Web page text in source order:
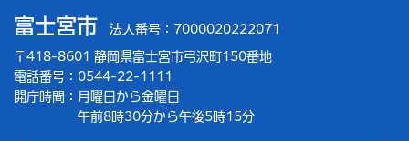
富士宮市 法人番号：7000020222071
〒418-8601 静岡県富士宮市弓沢町150番地
電話番号：0544-22-1111
開庁時間： 月曜日から金曜日
午前8時30分から午後5時15分